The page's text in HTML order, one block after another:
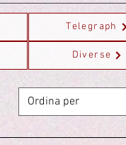
Telegraph
Diverse
Ordina per